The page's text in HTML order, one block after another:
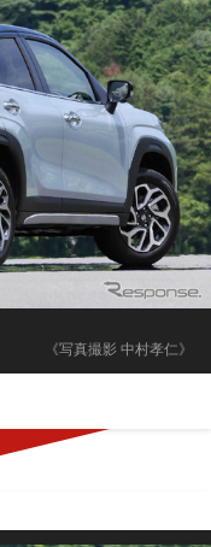
《写真撮影 中村孝仁》